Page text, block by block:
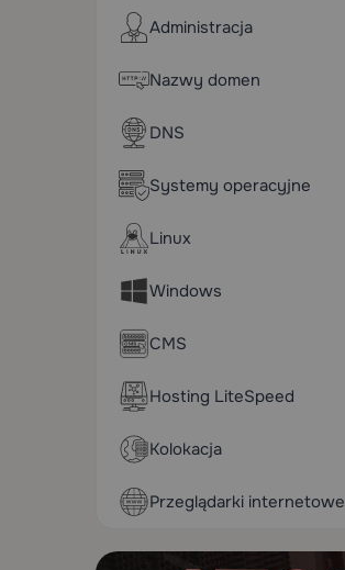
Administracja
Nazwy domen
DNS
Systemy operacyjne
Linux
Windows
CMS
Hosting LiteSpeed
Kolokacja
Przeglądarki internetowe